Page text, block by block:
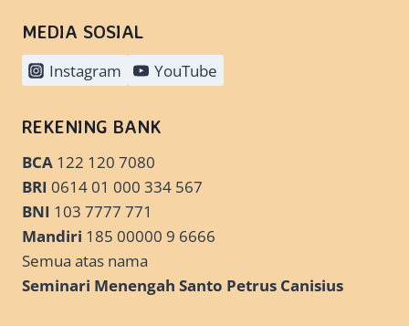
MEDIA SOSIAL
Instagram YouTube
REKENING BANK
BCA 122 120 7080
BRI 0614 01 000 334 567
BNI 103 7777 771
Mandiri 185 00000 9 6666
Semua atas nama
Seminari Menengah Santo Petrus Canisius